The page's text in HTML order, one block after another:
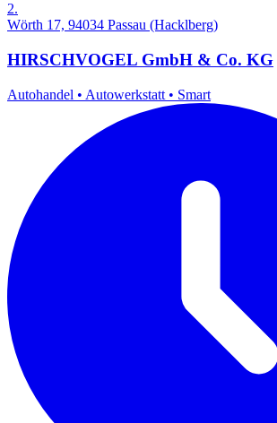
2.
Wörth 17, 94034 Passau (Hacklberg)
HIRSCHVOGEL GmbH & Co. KG
Autohandel • Autowerkstatt • Smart